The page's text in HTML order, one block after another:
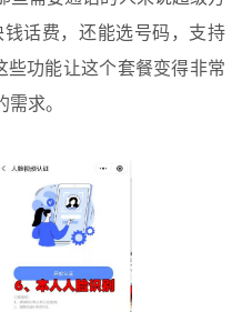
话费，还能选号码，支持
功能让这个套餐变得非常
求。